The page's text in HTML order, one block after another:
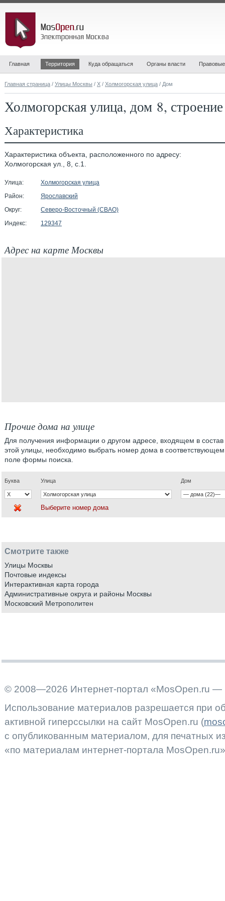
Главная Территория Куда обращаться Органы власти
Главная страница / Улицы Москвы / Х / Холмогорская улица / Дом
Холмогорская улица, дом 8,
Характеристика
Характеристика объекта, расположенного по адресу:
Холмогорская ул., 8, с.1.
Улица:
Холмогорская улица
Район:
Ярославский
Округ:
Северо-Восточный (СВАО)
Индекс:
129347
Адрес на карте Москвы
Прочие дома на улице
Для получения информации о другом адресе, входящем в состав
этой улицы, необходимо выбрать номер дома в соответствующем
поле формы поиска.
Буква Улица Дом
Выберите номер дома
Смотрите также
Улицы Москвы
Почтовые индексы
Интерактивная карта города
Административные округа и районы Москвы
Московский Метрополитен
© 2008—2026 Интернет-портал «MosOpen.ru —
Использование материалов разрешается при
активной гиперссылки на сайт MosOpen.ru (
с опубликованным материалом, для печатных
«по материалам интернет-портала